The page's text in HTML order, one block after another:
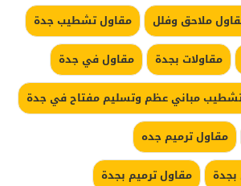
ملاحق وفلل
مقاول تشطيب جدة
مقاولات بجدة
مقاول في جدة
مباني عظم وتسليم مفتاح في جدة
مقاول ترميم جده
مقاول ترميم بجدة